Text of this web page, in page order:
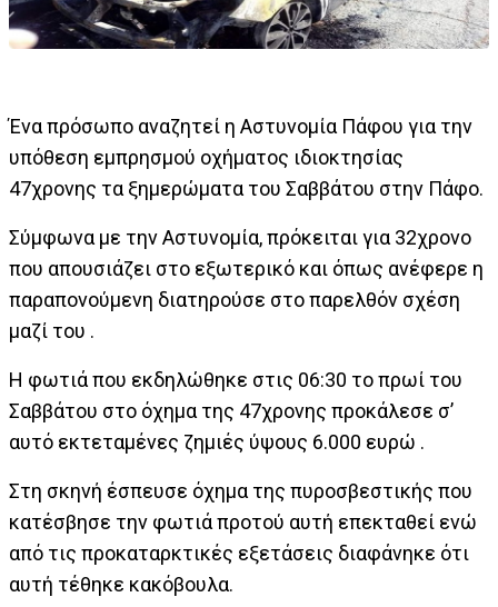
Ένα πρόσωπο αναζητεί η Αστυνομία Πάφου για την
υπόθεση εμπρησμού οχήματος ιδιοκτησίας
47χρονης τα ξημερώματα του Σαββάτου στην Πάφο.
Σύμφωνα με την Αστυνομία, πρόκειται για 32χρονο
που απουσιάζει στο εξωτερικό και όπως ανέφερε η
παραπονούμενη διατηρούσε στο παρελθόν σχέση
μαζί του .
Η φωτιά που εκδηλώθηκε στις 06:30 το πρωί του
Σαββάτου στο όχημα της 47χρονης προκάλεσε σ’
αυτό εκτεταμένες ζημιές ύψους 6.000 ευρώ .
Στη σκηνή έσπευσε όχημα της πυροσβεστικής που
κατέσβησε την φωτιά προτού αυτή επεκταθεί ενώ
από τις προκαταρκτικές εξετάσεις διαφάνηκε ότι
αυτή τέθηκε κακόβουλα.